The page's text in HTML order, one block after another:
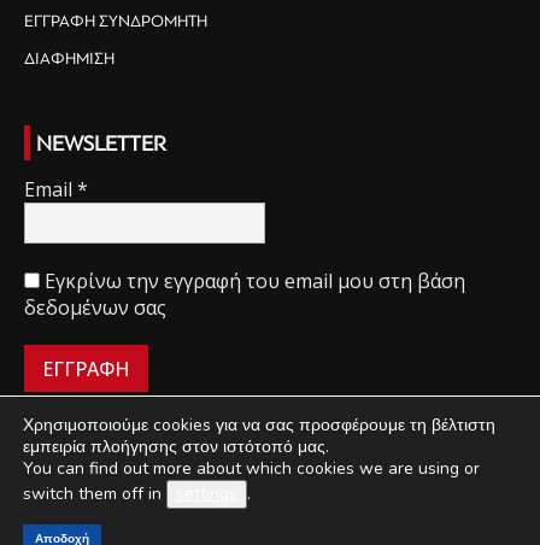
ΕΓΓΡΑΦΗ ΣΥΝΔΡΟΜΗΤΗ
ΔΙΑΦΗΜΙΣΗ
NEWSLETTER
Email *
Εγκρίνω την εγγραφή του email μου στη βάση
δεδομένων σας
ΠΟΙΟΙ ΕΙΜΑΣΤΕ ΟΡΟΙ ΧΡΗΣΗΣ
ΔΙΑΧΕΙΡΙΣΗ ΑΠΟΡΡΗΤΟΥ
ΔΙΑΦΗΜΙΣΗ
Χρησιμοποιούμε cookies για να σας προσφέρουμε τη βέλτιστη
εμπειρία πλοήγησης στον ιστότοπό μας.
You can find out more about which cookies we are using or
switch them off in
.
Αποδοχή